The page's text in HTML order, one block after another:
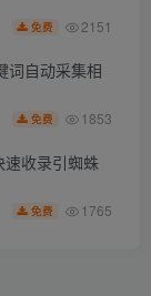
免费 2151
词自动采集相
免费 1853
收录引蜘蛛
免费 1765